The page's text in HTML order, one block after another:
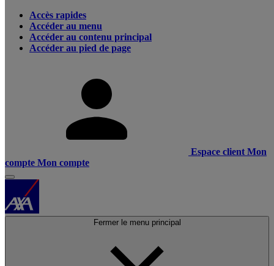
Accès rapides
Accéder au menu
Accéder au contenu principal
Accéder au pied de page
Espace client Mon
compte Mon compte
Fermer le menu principal